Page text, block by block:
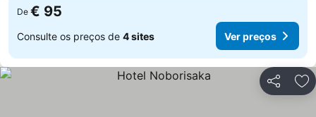
De € 95
Consulte os preços de 4 sites Ver preços
Partilhar